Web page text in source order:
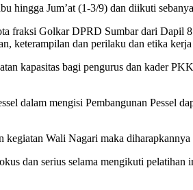
hingga Jum’at (1-3/9) dan diikuti
fraksi Golkar DPRD Sumbar dari
keterampilan dan perilaku dan etika
kapasitas bagi pengurus dan kader
dalam mengisi Pembangunan Pessel
Wali Nagari maka
dan serius selama mengikuti